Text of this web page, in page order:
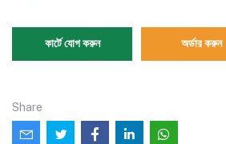
কার্টে যোগ করুন অর্ডার করুন
Share